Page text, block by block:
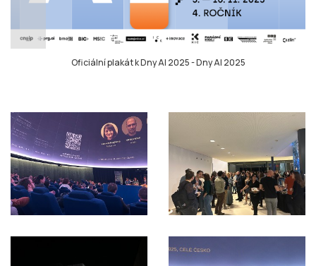
Oficiální plakát k Dny AI 2025-Dny AI 2025